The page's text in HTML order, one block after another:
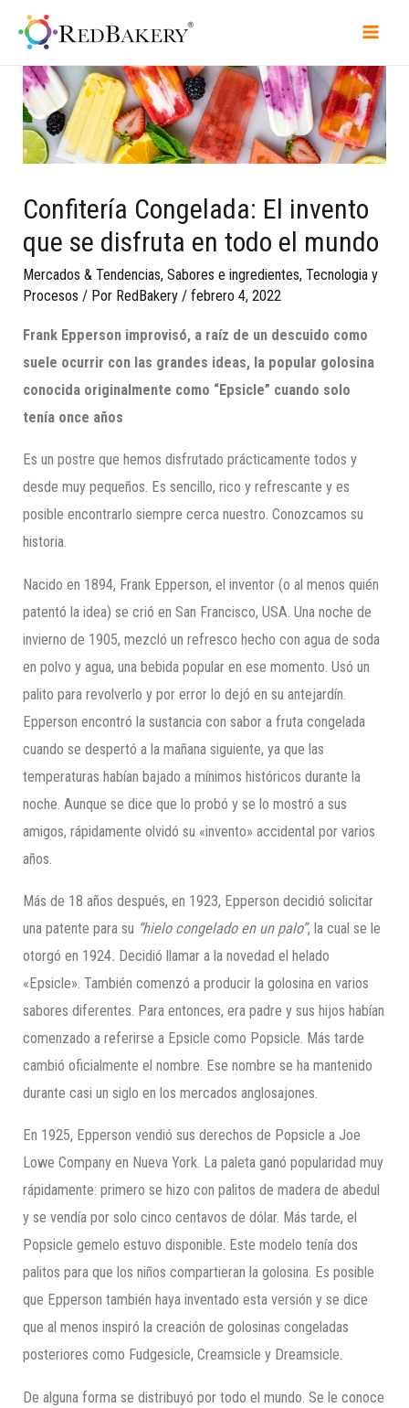
Confitería Congelada: El invento
que se disfruta en todo el mundo
Mercados & Tendencias,Sabores e ingredientes,Tecnologia y
Procesos / Por RedBakery /febrero 4, 2022
Frank Epperson improvisó, a raíz de un descuido como
suele ocurrir con las grandes ideas, la popular golosina
conocida originalmente como “Epsicle” cuando solo
tenía once años
Es un postre que hemos disfrutado prácticamente todos y
desde muy pequeños. Es sencillo, rico y refrescante y es
posible encontrarlo siempre cerca nuestro. Conozcamos su
historia.
Nacido en 1894, Frank Epperson, el inventor (o al menos quién
patentó la idea) se crió en San Francisco, USA. Una noche de
invierno de 1905, mezcló un refresco hecho con agua de soda
en polvo y agua, una bebida popular en ese momento. Usó un
palito para revolverlo y por error lo dejó en su antejardín.
Epperson encontró la sustancia con sabor a fruta congelada
cuando se despertó a la mañana siguiente, ya que las
temperaturas habían bajado a mínimos históricos durante la
noche. Aunque se dice que lo probó y se lo mostró a sus
amigos, rápidamente olvidó su «invento» accidental por varios
años.
Más de 18 años después, en 1923, Epperson decidió solicitar
una patente para su “hielo congelado en un palo”, la cual se le
otorgó en 1924. Decidió llamar a la novedad el helado
«Epsicle». También comenzó a producir la golosina en varios
sabores diferentes. Para entonces, era padre y sus hijos habían
comenzado a referirse a Epsicle como Popsicle. Más tarde
cambió oficialmente el nombre. Ese nombre se ha mantenido
durante casi un siglo en los mercados anglosajones.
En 1925, Epperson vendió sus derechos de Popsicle a Joe
Lowe Company en Nueva York. La paleta ganó popularidad muy
rápidamente: primero se hizo con palitos de madera de abedul
y se vendía por solo cinco centavos de dólar. Más tarde, el
Popsicle gemelo estuvo disponible. Este modelo tenía dos
palitos para que los niños compartieran la golosina. Es posible
que Epperson también haya inventado esta versión y se dice
que al menos inspiró la creación de golosinas congeladas
posteriores como Fudgesicle, Creamsicle y Dreamsicle.
De alguna forma se distribuyó por todo el mundo. Se le conoce